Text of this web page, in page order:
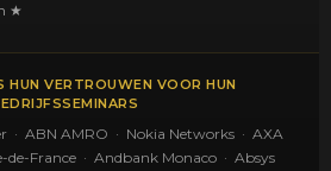
★
HUN VERTROUWEN VOOR HUN
· ABN AMRO · Nokia Networks · AXA
de-France · Andbank Monaco · Absys